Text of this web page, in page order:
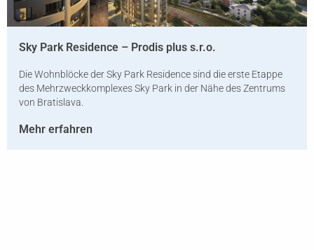
Sky Park Residence – Prodis plus s.r.o.
Die Wohnblöcke der Sky Park Residence sind die erste Etappe
des Mehrzweckkomplexes Sky Park in der Nähe des Zentrums
von Bratislava.
Mehr erfahren